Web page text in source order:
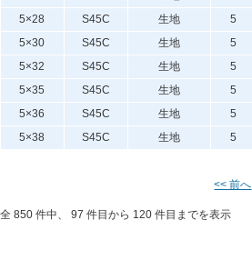
5×28
S45C 生地 5
5×30
S45C 生地 5
5×32
S45C 生地 5
5×35
S45C 生地 5
5×36
S45C 生地 5
5×38
S45C 生地 5
<< 前へ
全 850 件中、 97 件目から 120 件目までを表示